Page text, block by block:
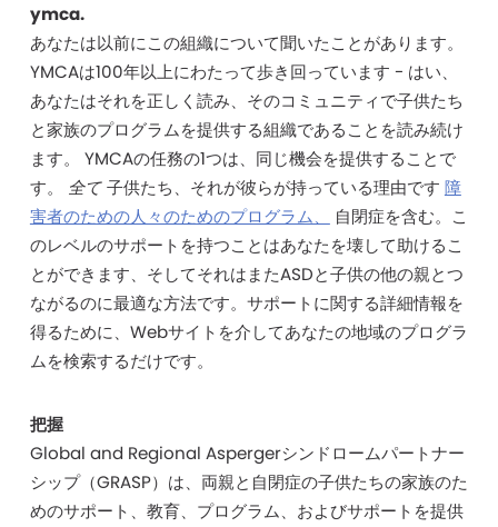
ymca.
あなたは以前にこの組織について聞いたことがあります。
YMCAは100年以上にわたって歩き回っています - はい、
あなたはそれを正しく読み、そのコミュニティで子供たち
と家族のプログラムを提供する組織であることを読み続け
ます。 YMCAの任務の1つは、同じ機会を提供することで
す。
全て子供たち、それが彼らが持っている理由です 障
害者のための人々のためのプログラム、
自閉症を含む。こ
のレベルのサポートを持つことはあなたを壊して助けるこ
とができます、そしてそれはまたASDと子供の他の親とつ
ながるのに最適な方法です。サポートに関する詳細情報を
得るために、Webサイトを介してあなたの地域のプログラ
ムを検索するだけです。
把握
Global and Regional Aspergerシンドロームパートナー
シップ（GRASP）は、両親と自閉症の子供たちの家族のた
めのサポート、教育、プログラム、およびサポートを提供